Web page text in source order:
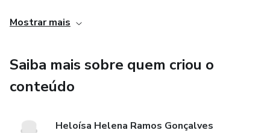
-Como estimular o desenvolvimento do seu filho
Mostrar mais
Saiba mais sobre quem criou o
conteúdo
Heloísa Helena Ramos Gonçalves